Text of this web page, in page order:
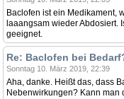
Baclofen ist ein Medikament,
laaangsam wieder Abdosiert.
geeignet.
Re: Baclofen bei
Sonntag 10. März 2019, 22:39
Aha, danke. Heißt das, dass
Nebenwirkungen? Kann man